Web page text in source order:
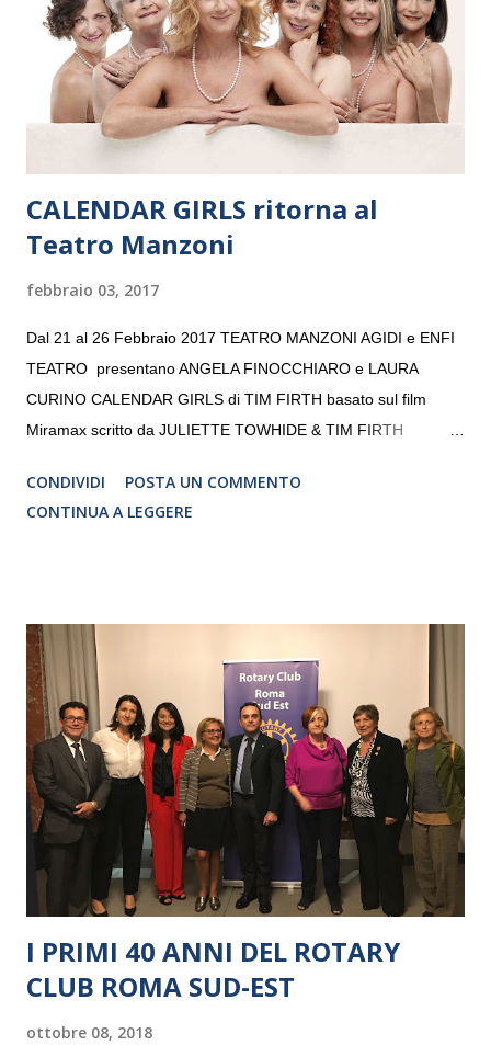
giovani artisti della Baltic Sea Youth Philharmonic per la quarta
volta. L’orchestra, fondata nel 2008 da Kristjan Järvi (affiancato
da un prestigioso consiglio di consulent...
CALENDAR GIRLS ritorna al
Teatro Manzoni
febbraio 03, 2017
Dal 21 al 26 Febbraio 2017 TEATRO MANZONI AGIDI e ENFI
TEATRO presentano ANGELA FINOCCHIARO e LAURA
CURINO CALENDAR GIRLS di TIM FIRTH basato sul film
Miramax scritto da JULIETTE TOWHIDE & TIM FIRTH
CRISTINA PEZZOLI
CONDIVIDI
POSTA UN COMMENTO
CONTINUA A LEGGERE
I PRIMI 40 ANNI DEL ROTARY
CLUB ROMA SUD-EST
ottobre 08, 2018